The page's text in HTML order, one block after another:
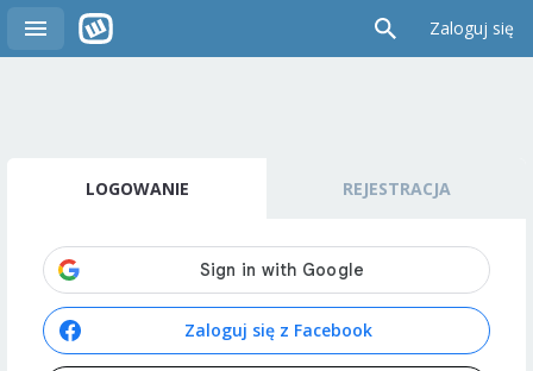
Zaloguj się
LOGOWANIE REJESTRACJA
Zaloguj się z Facebook